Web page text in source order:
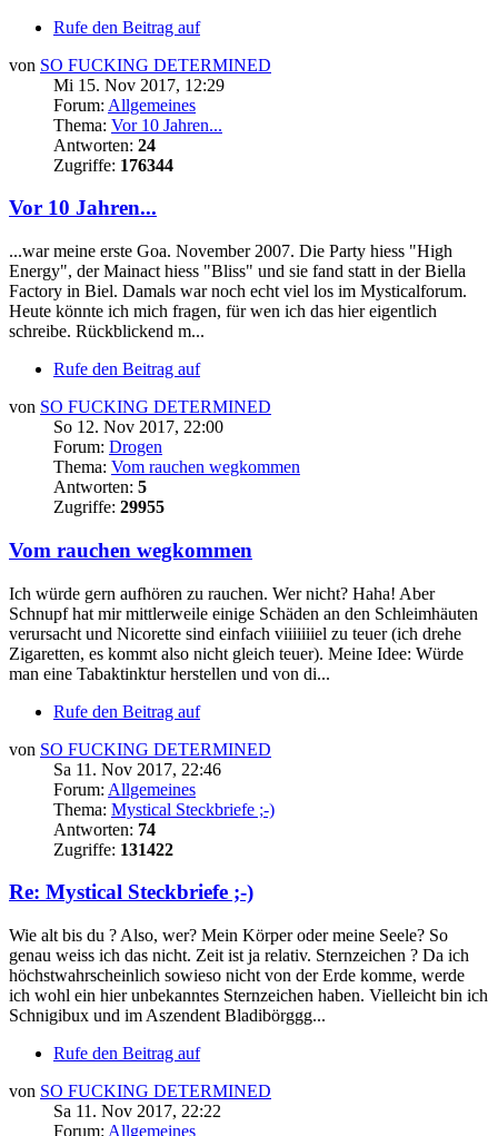
Rufe den Beitrag auf
von SO FUCKING DETERMINED
Mi 15. Nov 2017, 12:29
Forum: Allgemeines
Thema: Vor 10 Jahren...
Antworten: 24
Zugriffe: 176344
Vor 10 Jahren...
...war meine erste Goa. November 2007. Die Party hiess "High
Energy", der Mainact hiess "Bliss" und sie fand statt in der Biella
Factory in Biel. Damals war noch echt viel los im Mysticalforum.
Heute könnte ich mich fragen, für wen ich das hier eigentlich
schreibe. Rückblickend m...
Rufe den Beitrag auf
von SO FUCKING DETERMINED
So 12. Nov 2017, 22:00
Forum: Drogen
Thema: Vom rauchen wegkommen
Antworten: 5
Zugriffe: 29955
Vom rauchen wegkommen
Ich würde gern aufhören zu rauchen. Wer nicht? Haha! Aber
Schnupf hat mir mittlerweile einige Schäden an den Schleimhäuten
verursacht und Nicorette sind einfach viiiiiiiel zu teuer (ich drehe
Zigaretten, es kommt also nicht gleich teuer). Meine Idee: Würde
man eine Tabaktinktur herstellen und von di...
Rufe den Beitrag auf
von SO FUCKING DETERMINED
Sa 11. Nov 2017, 22:46
Forum: Allgemeines
Thema: Mystical Steckbriefe ;-)
Antworten: 74
Zugriffe: 131422
Re: Mystical Steckbriefe ;-)
Wie alt bis du ? Also, wer? Mein Körper oder meine Seele? So
genau weiss ich das nicht. Zeit ist ja relativ. Sternzeichen ? Da ich
höchstwahrscheinlich sowieso nicht von der Erde komme, werde
ich wohl ein hier unbekanntes Sternzeichen haben. Vielleicht bin ich
Schnigibux und im Aszendent Bladibörggg...
Rufe den Beitrag auf
von SO FUCKING DETERMINED
Sa 11. Nov 2017, 22:22
Forum: Allgemeines